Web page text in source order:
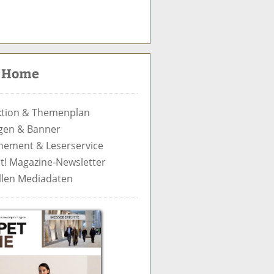
S
u
e
& Themenplan
& Banner
& Leserservice
Magazine-Newsletter
Mediadaten